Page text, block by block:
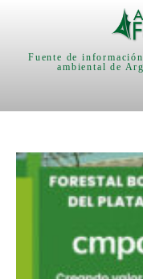
Fuente de
ambiental de